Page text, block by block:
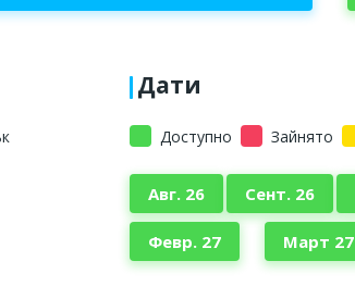
Дати
Доступно Зайнято
Авг. 26 Сент. 26
Февр. 27 Март 27